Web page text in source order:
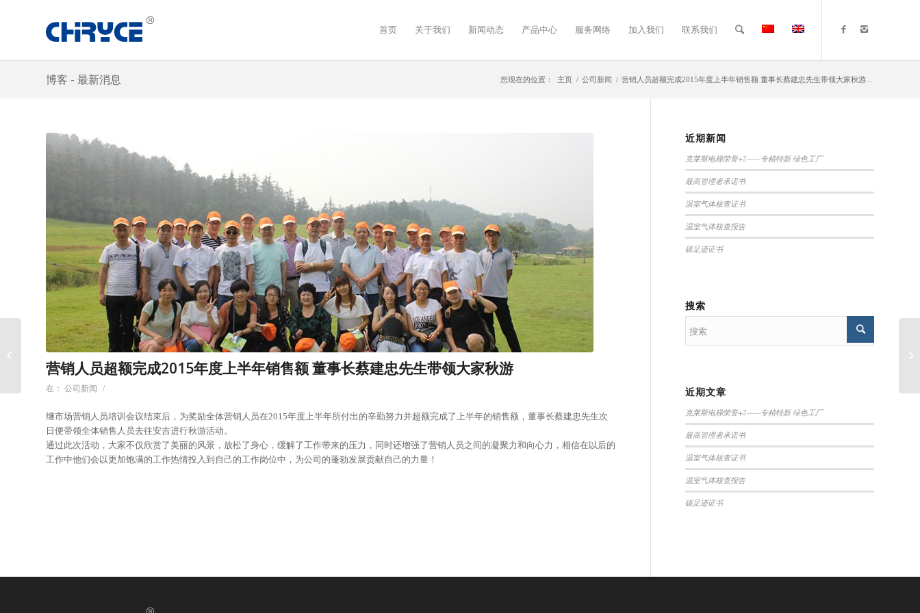
首页 关于我们 新闻动态 产品中心 服务网络 加入我们 联系我们
博客 - 最新消息 您现在的位置： 主页 / 公司新闻 / 营销人员超额完成2015年度上半年销售额 董事长蔡建忠先生带领大家秋游...
营销人员超额完成2015年度上半年销售额 董事长蔡建忠先生带领大家秋游
在： 公司新闻 /
继市场营销人员培训会议结束后，为奖励全体营销人员在2015年度上半年所付出的辛勤努力并超额完成了上半年的销售额，董事长蔡建忠先生次
日便带领全体销售人员去往安吉进行秋游活动。
通过此次活动，大家不仅欣赏了美丽的风景，放松了身心，缓解了工作带来的压力，同时还增强了营销人员之间的凝聚力和向心力，相信在以后的
工作中他们会以更加饱满的工作热情投入到自己的工作岗位中，为公司的蓬勃发展贡献自己的力量！
近期新闻
克莱斯电梯荣誉+2——专精特新 绿色工厂
最高管理者承诺书
温室气体核查证书
温室气体核查报告
碳足迹证书
搜索
近期文章
克莱斯电梯荣誉+2——专精特新 绿色工厂
最高管理者承诺书
温室气体核查证书
温室气体核查报告
碳足迹证书
克莱斯电梯2015年市场
营销人员培训会议